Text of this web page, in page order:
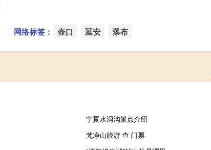
网络标签： 壶口 延安 瀑布
宁夏水洞沟景点介绍
梵净山旅游 查 门票